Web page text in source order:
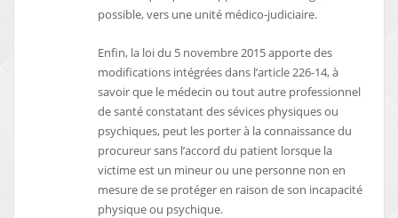
possible, vers une unité médico-judiciaire.
Enfin, la loi du 5 novembre 2015 apporte des
modifications intégrées dans l’article 226-14, à
savoir que le médecin ou tout autre professionnel
de santé constatant des sévices physiques ou
psychiques, peut les porter à la connaissance du
procureur sans l’accord du patient lorsque la
victime est un mineur ou une personne non en
mesure de se protéger en raison de son incapacité
physique ou psychique.